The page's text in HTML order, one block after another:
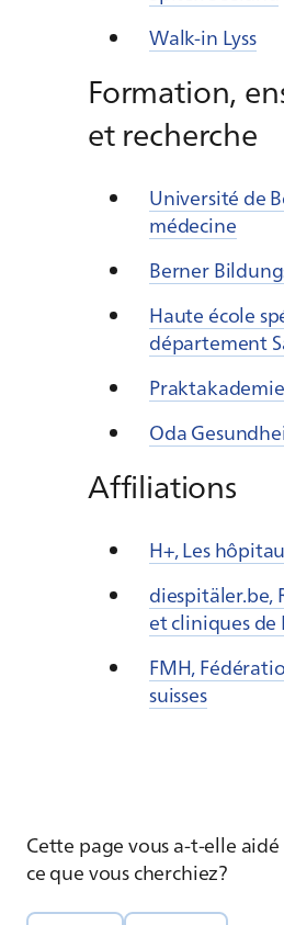
Walk-in Lyss
Formation,
et recherche
Université de
médecine
Berner
Haute école
département
Oda
Affiliations
H+, Les
diespitäler.be,
et cliniques de
FMH,
suisses
Cette page vous a-t-elle
ce que vous cherchiez?